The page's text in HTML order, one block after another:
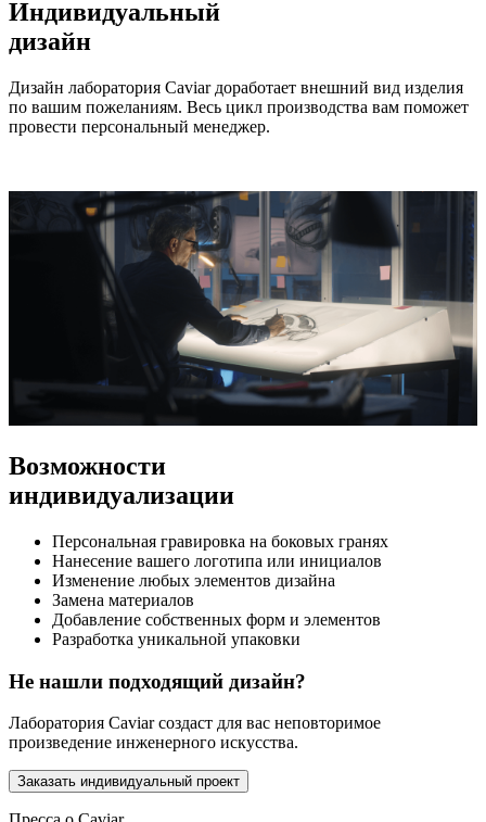
Индивидуальный
дизайн
Дизайн лаборатория Caviar доработает внешний вид изделия
по вашим пожеланиям. Весь цикл производства вам поможет
провести персональный менеджер.
Возможности
индивидуализации
Персональная гравировка на боковых гранях
Нанесение вашего логотипа или инициалов
Изменение любых элементов дизайна
Замена материалов
Добавление собственных форм и элементов
Разработка уникальной упаковки
Не нашли подходящий дизайн?
Лаборатория Caviar создаст для вас неповторимое
произведение инженерного искусства.
Заказать индивидуальный проект